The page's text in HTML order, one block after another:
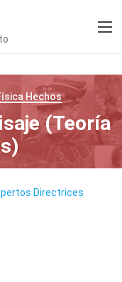
Hechos
(Teoría
Directrices